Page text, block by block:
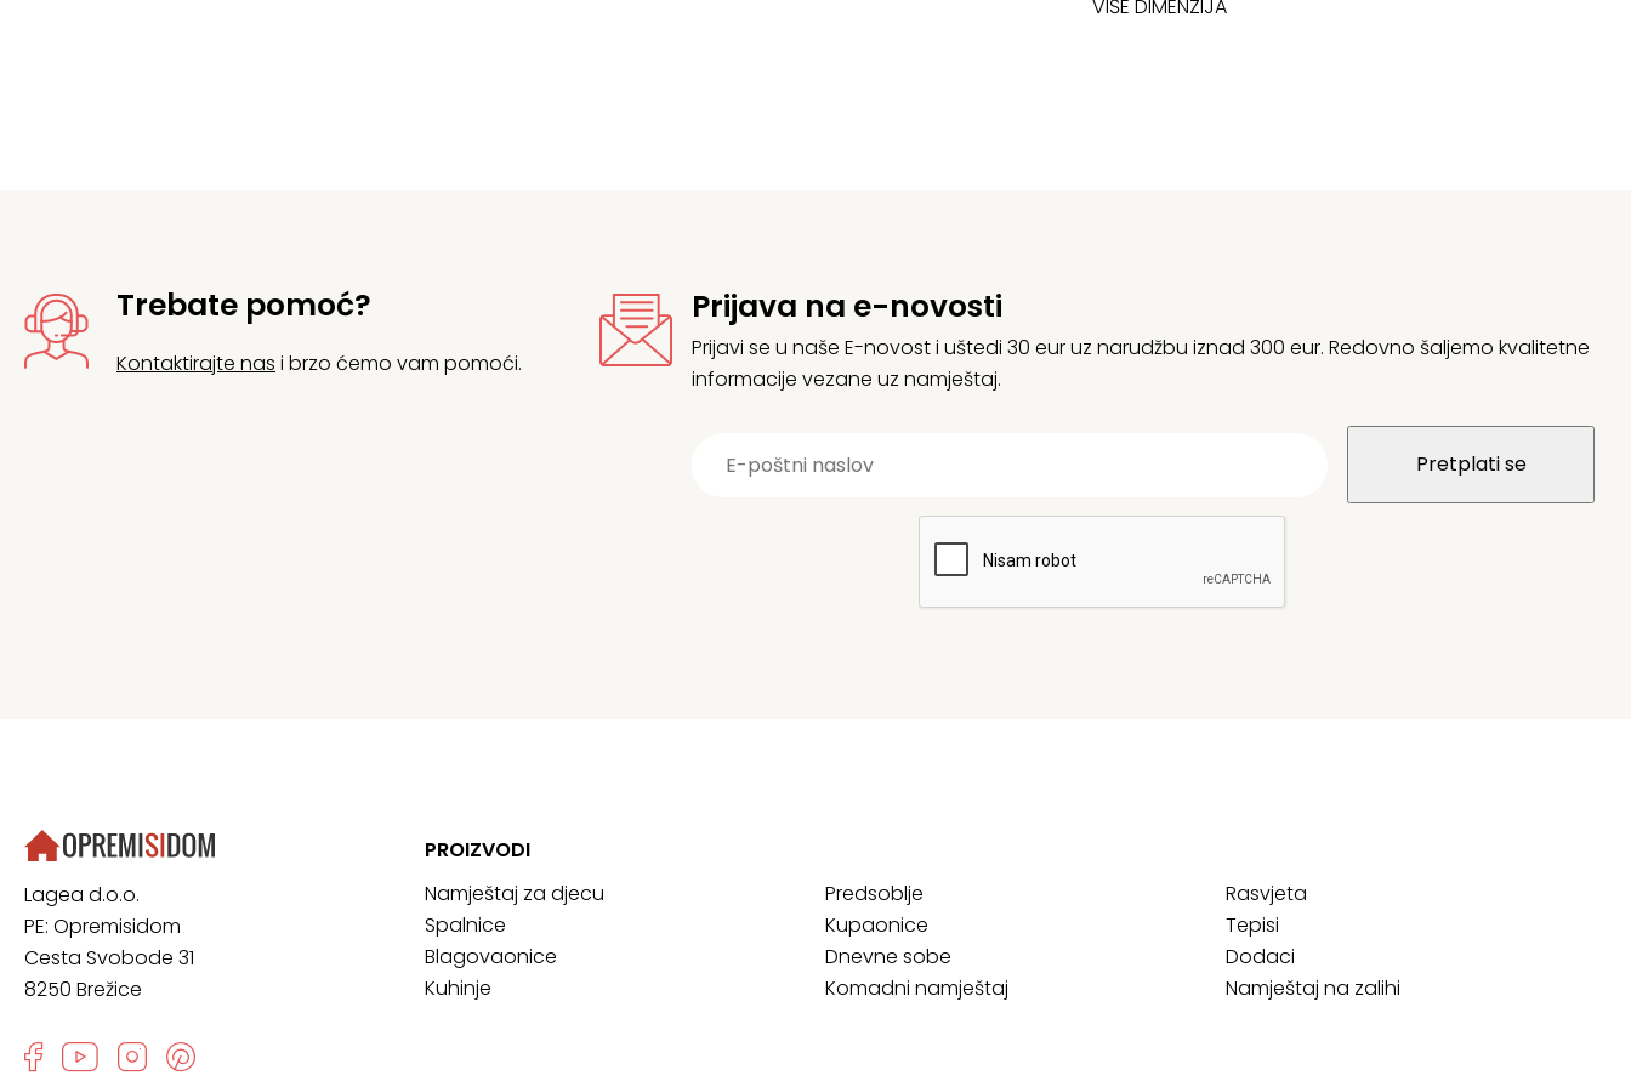
104,05 €.
VIŠE DIMENZIJA
Trebate pomoć?
Kontaktirajte nas i brzo ćemo vam pomoći.
Prijava na e-novosti
Prijavi se u naše E-novost i uštedi 30 eur uz narudžbu iznad 300 eur. Redovno šaljemo kvalitetne
informacije vezane uz namještaj.
Lagea d.o.o.
PE: Opremisidom
Cesta Svobode 31
8250 Brežice
PROIZVODI
Namještaj za djecu
Spalnice
Blagovaonice
Kuhinje
Predsoblje
Kupaonice
Dnevne sobe
Komadni namještaj
Rasvjeta
Tepisi
Dodaci
Namještaj na zalihi